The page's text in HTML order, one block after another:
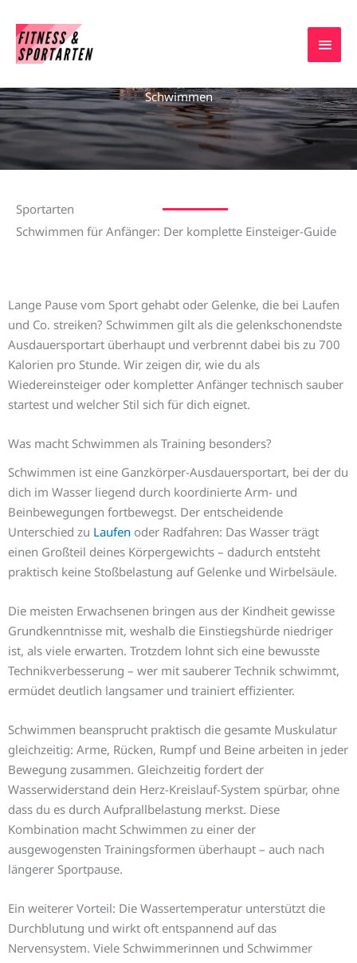
Inhalt
springen
Schwimmen
Sportarten
Schwimmen für Anfänger: Der komplette Einsteiger-Guide
Lange Pause vom Sport gehabt oder Gelenke, die bei Laufen
und Co. streiken? Schwimmen gilt als die gelenkschonendste
Ausdauersportart überhaupt und verbrennt dabei bis zu 700
Kalorien pro Stunde. Wir zeigen dir, wie du als
Wiedereinsteiger oder kompletter Anfänger technisch sauber
startest und welcher Stil sich für dich eignet.
Was macht Schwimmen als Training besonders?
Schwimmen ist eine Ganzkörper-Ausdauersportart, bei der du
dich im Wasser liegend durch koordinierte Arm- und
Beinbewegungen fortbewegst. Der entscheidende
Unterschied zu Laufen oder Radfahren: Das Wasser trägt
einen Großteil deines Körpergewichts – dadurch entsteht
praktisch keine Stoßbelastung auf Gelenke und Wirbelsäule.
Die meisten Erwachsenen bringen aus der Kindheit gewisse
Grundkenntnisse mit, weshalb die Einstiegshürde niedriger
ist, als viele erwarten. Trotzdem lohnt sich eine bewusste
Technikverbesserung – wer mit sauberer Technik schwimmt,
ermüdet deutlich langsamer und trainiert effizienter.
Schwimmen beansprucht praktisch die gesamte Muskulatur
gleichzeitig: Arme, Rücken, Rumpf und Beine arbeiten in jeder
Bewegung zusammen. Gleichzeitig fordert der
Wasserwiderstand dein Herz-Kreislauf-System spürbar, ohne
dass du es durch Aufprallbelastung merkst. Diese
Kombination macht Schwimmen zu einer der
ausgewogensten Trainingsformen überhaupt – auch nach
längerer Sportpause.
Ein weiterer Vorteil: Die Wassertemperatur unterstützt die
Durchblutung und wirkt oft entspannend auf das
Nervensystem. Viele Schwimmerinnen und Schwimmer